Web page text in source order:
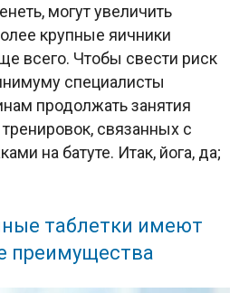
могут увеличить
крупные яичники
всего. Чтобы свести риск
специалисты
продолжать занятия
связанных с
на батуте. Итак, йога, да;
таблетки имеют
преимущества